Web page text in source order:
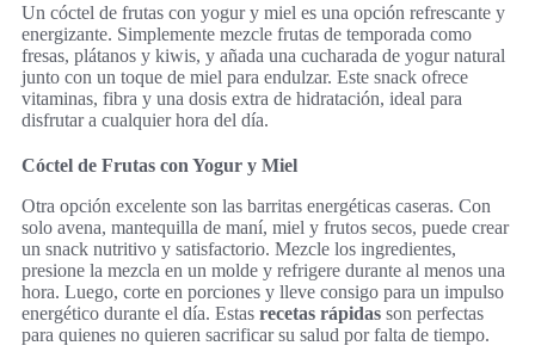
Un cóctel de frutas con yogur y miel es una opción refrescante y
energizante. Simplemente mezcle frutas de temporada como
fresas, plátanos y kiwis, y añada una cucharada de yogur natural
junto con un toque de miel para endulzar. Este snack ofrece
vitaminas, fibra y una dosis extra de hidratación, ideal para
disfrutar a cualquier hora del día.
Cóctel de Frutas con Yogur y Miel
Otra opción excelente son las barritas energéticas caseras. Con
solo avena, mantequilla de maní, miel y frutos secos, puede crear
un snack nutritivo y satisfactorio. Mezcle los ingredientes,
presione la mezcla en un molde y refrigere durante al menos una
hora. Luego, corte en porciones y lleve consigo para un impulso
energético durante el día. Estas recetas rápidas son perfectas
para quienes no quieren sacrificar su salud por falta de tiempo.